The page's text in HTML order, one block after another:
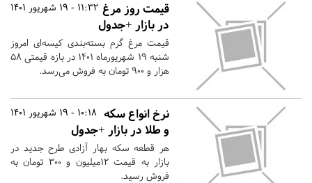
11:32 - 19 شهریور 1401 قیمت روز مرغ
در بازار +جدول
قیمت مرغ گرم بسته‌بندی کیسه‌ای امروز
شنبه ۱۹ شهریورماه ۱۴۰۱ در بازه قیمتی ۵۸
هزار و ۹۰۰ تومان به فروش می‌رسد.
10:18 - 19 شهریور 1401 نرخ انواع سکه
و طلا در بازار +جدول
هر قطعه سکه بهار آزادی طرح جدید در
بازار به قیمت ۱۲میلیون و ۳۰۰ تومان به
فروش رسید.